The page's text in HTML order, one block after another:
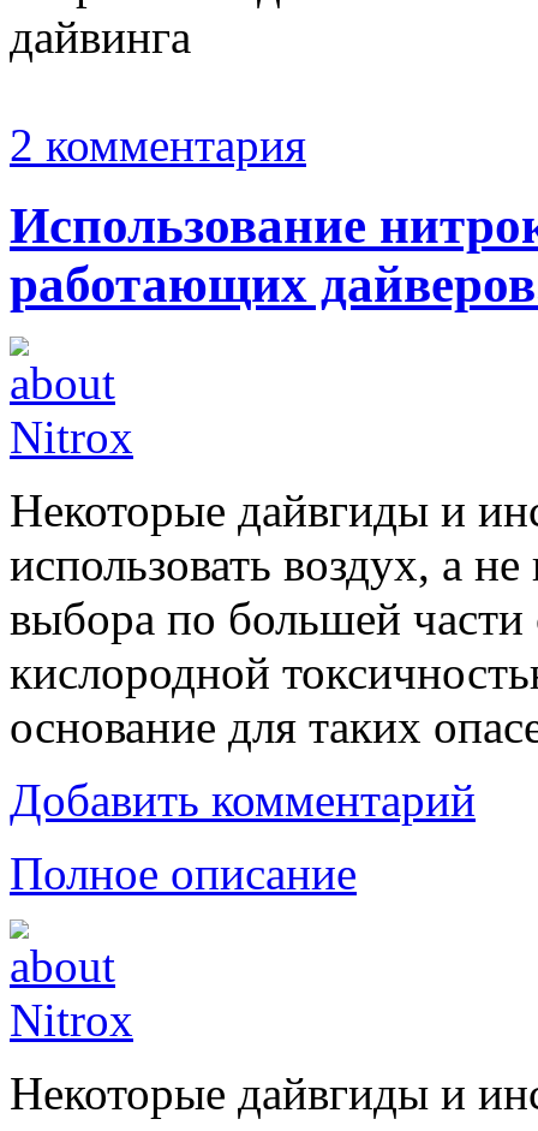
2 комментария
Использование
работающих
Некоторые дайвгиды и
использовать воздух, а
выбора по большей части
кислородной
основание для таких
Добавить комментарий
Полное описание
Некоторые дайвгиды и